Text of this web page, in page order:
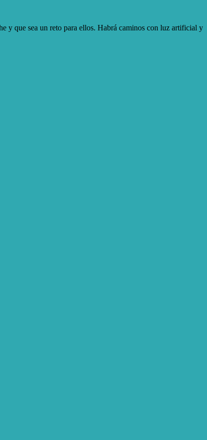
y que sea un reto para ellos. Habrá caminos con luz artificial y